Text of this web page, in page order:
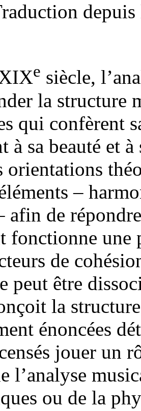
e siècle,
la structure
qui confèrent
à sa beauté et
orientations
–
afin de
fonctionne une
de
peut être
la
énoncées
jouer un
l’analyse
ou de la